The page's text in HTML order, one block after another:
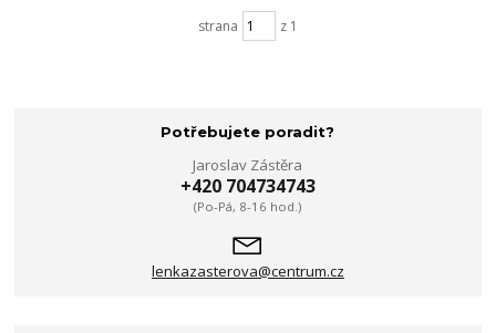
strana z 1
Potřebujete poradit?
Jaroslav Zástěra
+420 704734743
(Po-Pá, 8-16 hod.)
lenkazasterova@centrum.cz